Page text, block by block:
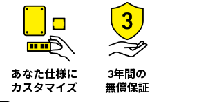
あなた仕様に
カスタマイズ
3年間の
無償保証